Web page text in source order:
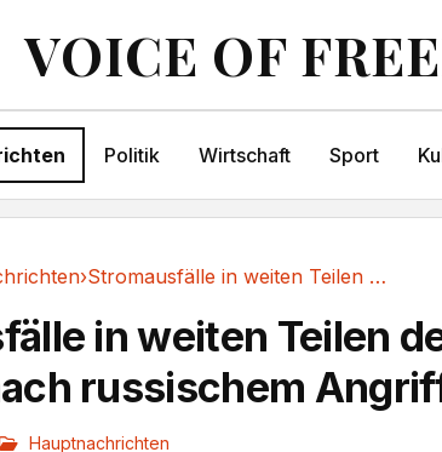
VOICE OF
Politik Wirtschaft Sport
› Stromausfälle in weiten Teilen der Ukraine...
in weiten Teilen
russischem
Hauptnachrichten